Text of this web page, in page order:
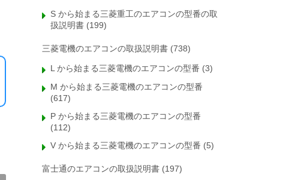
S から始まる三菱重工のエアコンの型番の取
扱説明書 (199)
三菱電機のエアコンの取扱説明書 (738)
L から始まる三菱電機のエアコンの型番 (3)
M から始まる三菱電機のエアコンの型番
(617)
P から始まる三菱電機のエアコンの型番
(112)
V から始まる三菱電機のエアコンの型番 (5)
富士通のエアコンの取扱説明書 (197)